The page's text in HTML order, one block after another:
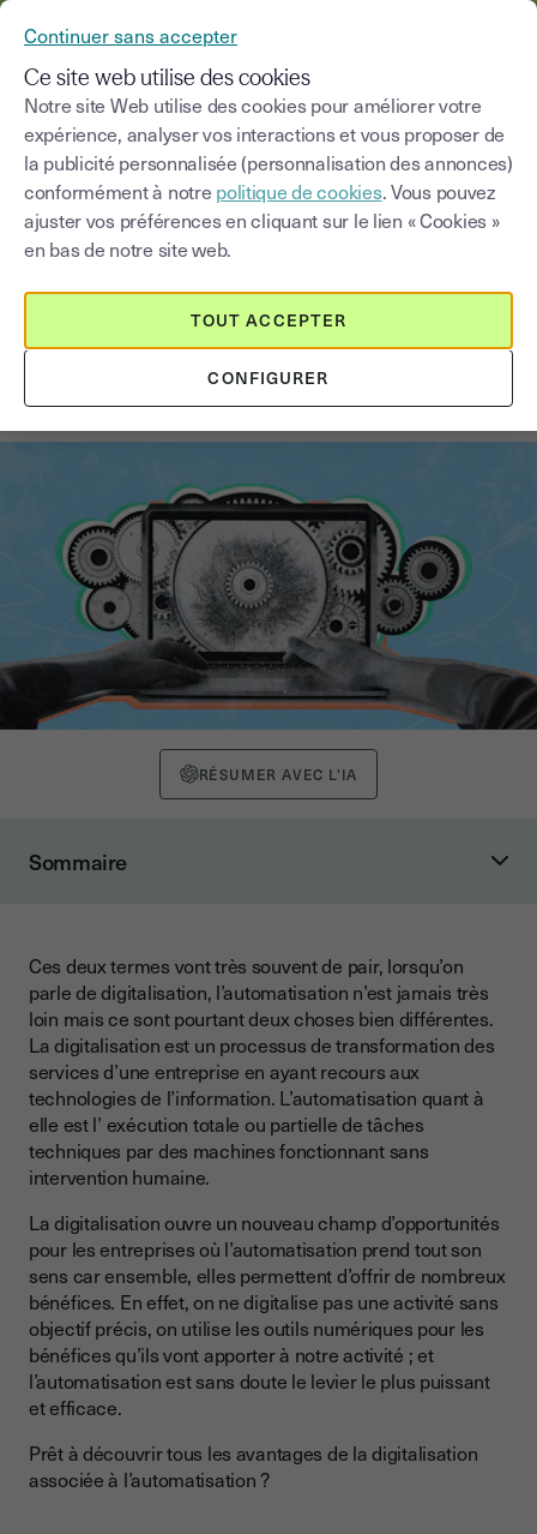
Blog
Choisir une catégorie Saisissez un terme
Bien associer digitalisation et
automatisation
RÉSUMER AVEC L'IA
Sommaire
Gagner en performance et en efficacité à tous les niveaux
Se concentrer sur son cœur de métier
Ces deux termes vont très souvent de pair, lorsqu’on
parle de digitalisation, l’automatisation n’est jamais très
loin mais ce sont pourtant deux choses bien différentes.
La digitalisation est un processus de transformation des
services d’une entreprise en ayant recours aux
technologies de l’information. L’automatisation quant à
elle est l’ exécution totale ou partielle de tâches
techniques par des machines fonctionnant sans
intervention humaine.
La digitalisation ouvre un nouveau champ d’opportunités
pour les entreprises où l’automatisation prend tout son
sens car ensemble, elles permettent d’offrir de nombreux
bénéfices. En effet, on ne digitalise pas une activité sans
objectif précis, on utilise les outils numériques pour les
bénéfices qu’ils vont apporter à notre activité ; et
l’automatisation est sans doute le levier le plus puissant
et efficace.
Prêt à découvrir tous les avantages de la digitalisation
associée à l’automatisation ?
Continuer sans accepter
Ce site web utilise des cookies
Notre site Web utilise des cookies pour améliorer votre
expérience, analyser vos interactions et vous proposer de
la publicité personnalisée (personnalisation des annonces)
conformément à notre politique de cookies. Vous pouvez
ajuster vos préférences en cliquant sur le lien « Cookies »
en bas de notre site web.
CONFIGURER
TOUT ACCEPTER